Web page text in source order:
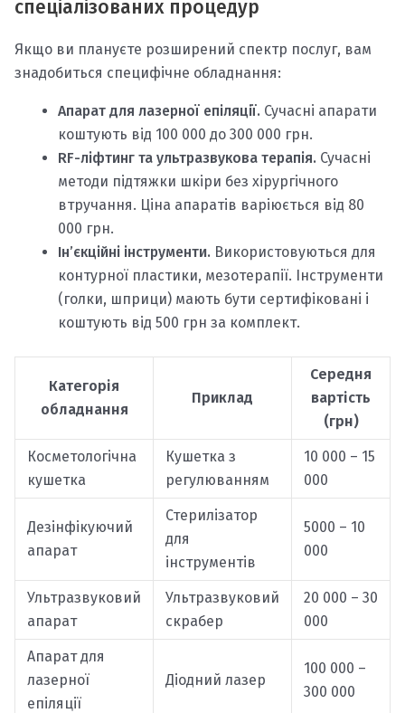
спеціалізованих процедур
Якщо ви плануєте розширений спектр послуг, вам
знадобиться специфічне обладнання:
Апарат для лазерної епіляції. Сучасні апарати
коштують від 100 000 до 300 000 грн.
RF-ліфтинг та ультразвукова терапія. Сучасні
методи підтяжки шкіри без хірургічного
втручання. Ціна апаратів варіюється від 80
000 грн.
Ін’єкційні інструменти. Використовуються для
контурної пластики, мезотерапії. Інструменти
(голки, шприци) мають бути сертифіковані і
коштують від 500 грн за комплект.
Категорія
обладнання
Приклад
Середня
вартість
(грн)
Косметологічна
кушетка
Кушетка з
регулюванням
10 000 – 15
000
Дезінфікуючий
апарат
Стерилізатор
для
інструментів
5000 – 10
000
Ультразвуковий
апарат
Ультразвуковий
скрабер
20 000 – 30
000
Апарат для
лазерної
епіляції
Діодний лазер
100 000 –
300 000